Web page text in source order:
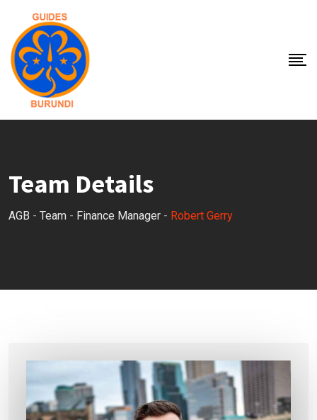
content
Team Details
AGB - Team - Finance Manager - Robert Gerry